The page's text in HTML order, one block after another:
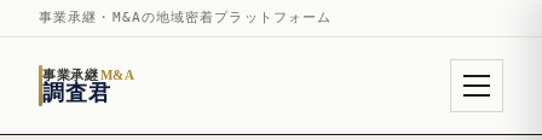
事業承継・M&Aの地域密着プラットフォーム
事業承継M&A
調査君